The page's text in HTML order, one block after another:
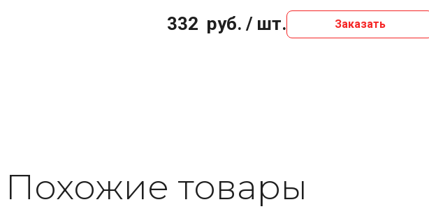
332 руб. / шт. Заказать
Похожие то­ва­ры